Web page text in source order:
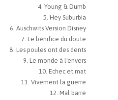
Young & Dumb
Hey Suburbia
Auschwits Version Disney
Le bénifice du doute
Les poules ont des dents
Le monde à l'envers
Echec et mat
Vivement la guerre
Mal barré